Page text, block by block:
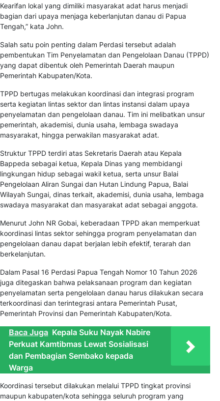
Kearifan lokal yang dimiliki masyarakat adat harus menjadi
bagian dari upaya menjaga keberlanjutan danau di Papua
Tengah,” kata John.
Salah satu poin penting dalam Perdasi tersebut adalah
pembentukan Tim Penyelamatan dan Pengelolaan Danau (TPPD)
yang dapat dibentuk oleh Pemerintah Daerah maupun
Pemerintah Kabupaten/Kota.
TPPD bertugas melakukan koordinasi dan integrasi program
serta kegiatan lintas sektor dan lintas instansi dalam upaya
penyelamatan dan pengelolaan danau. Tim ini melibatkan unsur
pemerintah, akademisi, dunia usaha, lembaga swadaya
masyarakat, hingga perwakilan masyarakat adat.
Struktur TPPD terdiri atas Sekretaris Daerah atau Kepala
Bappeda sebagai ketua, Kepala Dinas yang membidangi
lingkungan hidup sebagai wakil ketua, serta unsur Balai
Pengelolaan Aliran Sungai dan Hutan Lindung Papua, Balai
Wilayah Sungai, dinas terkait, akademisi, dunia usaha, lembaga
swadaya masyarakat dan masyarakat adat sebagai anggota.
Menurut John NR Gobai, keberadaan TPPD akan memperkuat
koordinasi lintas sektor sehingga program penyelamatan dan
pengelolaan danau dapat berjalan lebih efektif, terarah dan
berkelanjutan.
Dalam Pasal 16 Perdasi Papua Tengah Nomor 10 Tahun 2026
juga ditegaskan bahwa pelaksanaan program dan kegiatan
penyelamatan serta pengelolaan danau harus dilakukan secara
terkoordinasi dan terintegrasi antara Pemerintah Pusat,
Pemerintah Provinsi dan Pemerintah Kabupaten/Kota.
Baca Juga Kepala Suku Nayak Nabire
Perkuat Kamtibmas Lewat Sosialisasi
dan Pembagian Sembako kepada
Warga
Koordinasi tersebut dilakukan melalui TPPD tingkat provinsi
maupun kabupaten/kota sehingga seluruh program yang